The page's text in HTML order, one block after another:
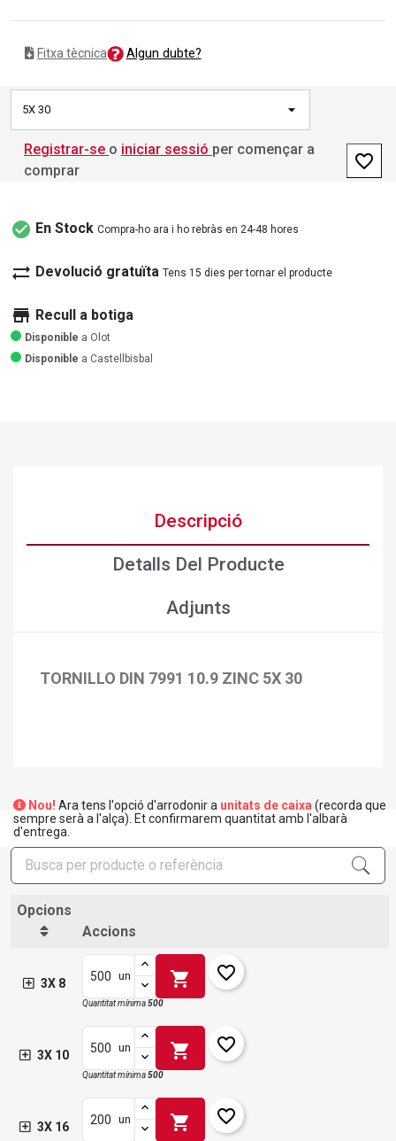
Fitxa tècnica Algun dubte?
5X 30
Registrar-se o iniciar sessió per començar a
comprar
favorite_border
check_circle En Stock Compra-ho ara i ho rebràs en 24-48 hores
sync_alt Devolució gratuïta Tens 15 dies per tornar el producte
store Recull a botiga
Disponible a Olot
Disponible a Castellbisbal
Descripció
Detalls Del Producte
Adjunts
TORNILLO DIN 7991 10.9 ZINC 5X 30
Nou! Ara tens l'opció d'arrodonir a unitats de caixa (recorda que
sempre serà a l'alça). Et confirmarem quantitat amb l'albarà
d'entrega.
Opcions
Accions
3X 8
un shopping_cart favorite_border
Quantitat mínima500
3X 10
un shopping_cart favorite_border
Quantitat mínima500
3X 16
un shopping_cart favorite_border